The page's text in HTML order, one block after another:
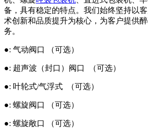
备，具有稳定的特点。我们始终坚持以
术创新和品质提升为核心，为客户提供
务。
●: 气动阀口 （可选）
●: 超声波（封口）阀口 （可选）
●: 叶轮式/气浮式 （可选）
●: 螺旋阀口 （可选）
●: 螺旋敞口 （可选）